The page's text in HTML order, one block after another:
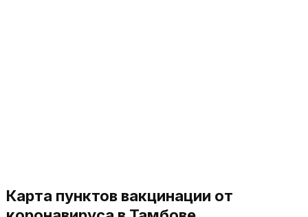
Карта пунктов вакцинации от